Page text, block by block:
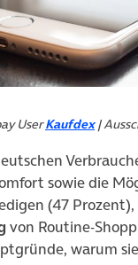
UserKaufdex|
sowie die
(47
von Routine-
warum sie